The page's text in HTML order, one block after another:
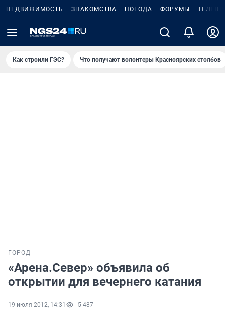
НЕДВИЖИМОСТЬ ЗНАКОМСТВА ПОГОДА ФОРУМЫ
Как строили ГЭС? Что получают волонтеры Красноярских столбов
ГОРОД
«Арена.Север» объявила об
открытии для вечернего катания
19 июля 2012, 14:31 5 487